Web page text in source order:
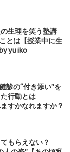
生理を笑う塾講
とは【授業中に生
yuiko
診の“付き添い”を
行動とは
すかなれますか？
もらえない？